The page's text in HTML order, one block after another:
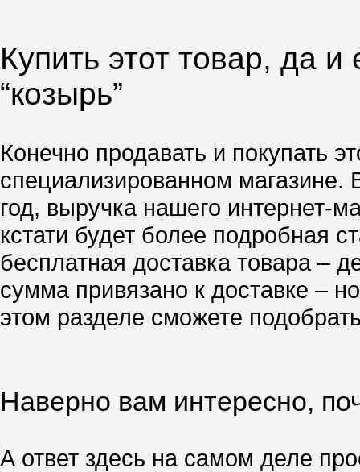
Купить этот товар, да
“козырь”
Конечно продавать и покупать
специализированном магазине.
год, выручка нашего интернет-
кстати будет более подробная
бесплатная доставка товара –
сумма привязано к доставке –
этом разделе сможете
Наверно вам интересно,
А ответ здесь на самом деле